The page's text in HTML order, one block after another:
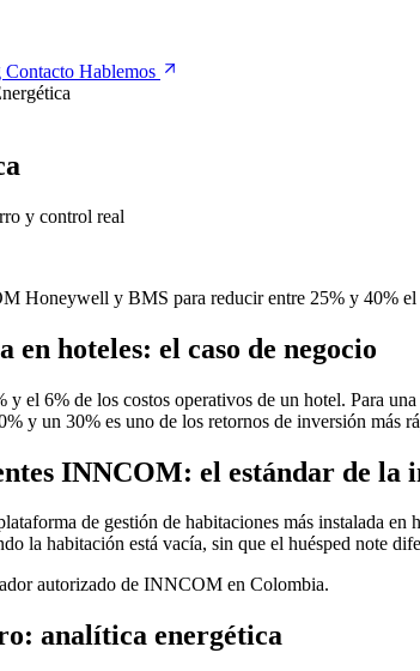
Contacto Hablemos
y control real
Honeywell y BMS para reducir entre 25% y 40%
en hoteles: el caso de negocio
y el 6% de los costos operativos de un hotel. Para
y un 30% es uno de los retornos de inversión más
INNCOM: el estándar de la
de gestión de habitaciones más instalada
la habitación está vacía, sin que el huésped note
autorizado de INNCOM en Colombia.
analítica energética